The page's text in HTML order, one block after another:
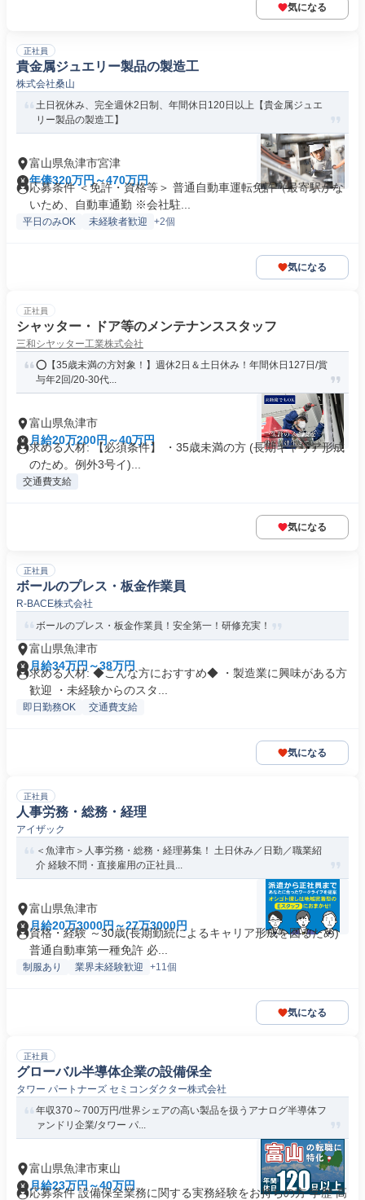
気になる
正社員
貴金属ジュエリー製品の製造工
株式会社桑山
土日祝休み、完全週休2日制、年間休日120日以上【貴金属ジュエ
リー製品の製造工】
富山県魚津市宮津
年俸320万円～470万円
応募条件 ＜免許・資格等＞ 普通自動車運転免許（最寄駅がな
いため、自動車通勤 ※会社駐...
平日のみOK 未経験者歓迎 +2個
気になる
正社員
シャッター・ドア等のメンテナンススタッフ
三和シヤッター工業株式会社
⭕️【35歳未満の方対象！】週休2日＆土日休み！年間休日127日/賞
与年2回/20-30代...
富山県魚津市
月給20万200円～40万円
求める人材: 【必須条件】 ・35歳未満の方 (長期キャリア形成
のため。例外3号イ)...
交通費支給
気になる
正社員
ボールのプレス・板金作業員
R-BACE株式会社
ボールのプレス・板金作業員！安全第一！研修充実！
富山県魚津市
月給34万円～38万円
求める人材: ◆こんな方におすすめ◆ ・製造業に興味がある方
歓迎 ・未経験からのスタ...
即日勤務OK 交通費支給
気になる
正社員
人事労務・総務・経理
アイザック
＜魚津市＞人事労務・総務・経理募集！ 土日休み／日勤／職業紹
介 経験不問・直接雇用の正社員...
富山県魚津市
月給20万3000円～27万3000円
資格・経験 ～30歳(長期勤続によるキャリア形成を図るため)
普通自動車第一種免許 必...
制服あり 業界未経験歓迎 +11個
気になる
正社員
グローバル半導体企業の設備保全
タワー パートナーズ セミコンダクター株式会社
年収370～700万円/世界シェアの高い製品を扱うアナログ半導体フ
ァンドリ企業/タワー パ...
富山県魚津市東山
月給23万円～40万円
応募条件 設備保全業務に関する実務経験をお持ちの方 学歴 高